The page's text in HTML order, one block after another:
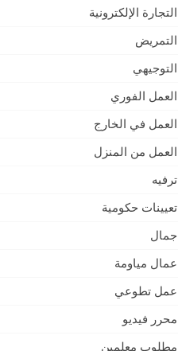
التجارة الإلكترونية
التمريض
التوجيهي
العمل الفوري
العمل في الخارج
العمل من المنزل
ترفيه
تعيينات حكومية
جمال
عمال مياومة
عمل تطوعي
محرر فيديو
مطلوب معلمين